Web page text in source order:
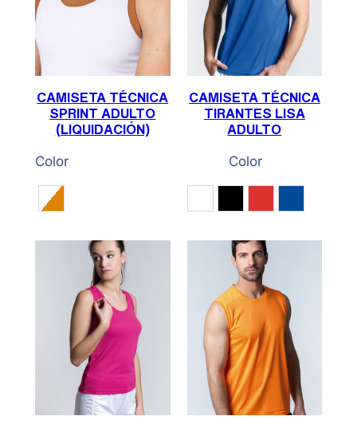
CAMISETA TÉCNICA
SPRINT ADULTO
(LIQUIDACIÓN)
Color
Blanco / Naranja
CAMISETA TÉCNICA
TIRANTES LISA
ADULTO
Color
BlancoNegroRojoRoyal